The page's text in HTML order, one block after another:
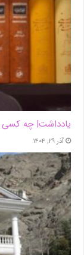
یادداشت| ‌چه کسی
آذر ۲۹, ۱۴۰۴